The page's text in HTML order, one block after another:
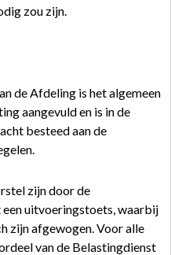
zou zijn.
de Afdeling is het algemeen
aangevuld en is in de
besteed aan de
zijn door de
uitvoeringstoets, waarbij
zijn afgewogen. Voor alle
van de Belastingdienst